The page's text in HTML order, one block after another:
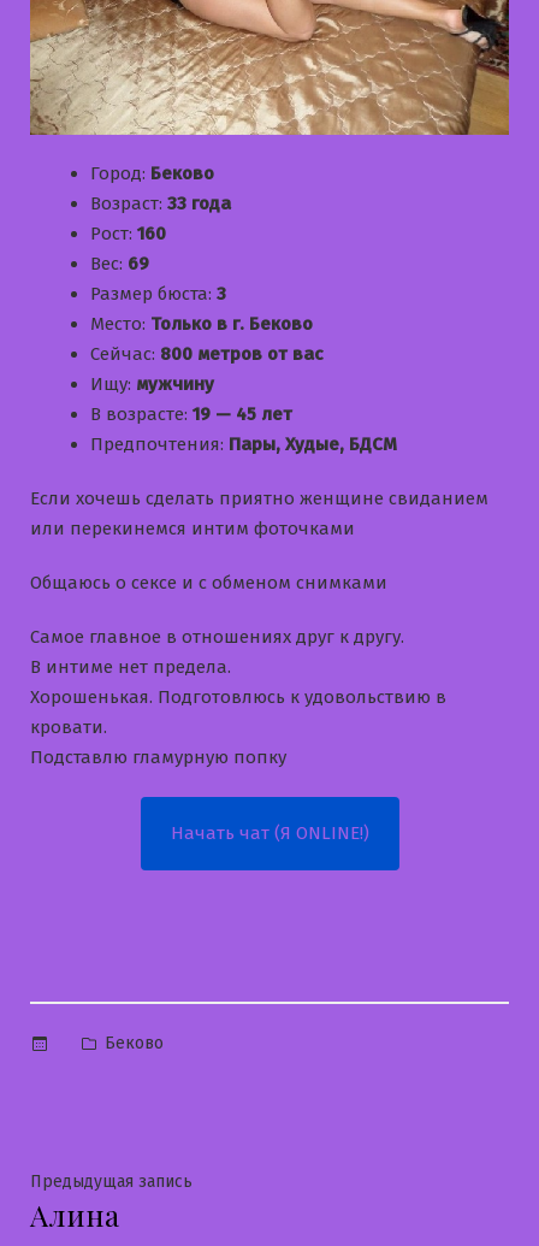
Город: Беково
Возраст: 33 года
Рост: 160
Вес: 69
Размер бюста: 3
Место: Только в г. Беково
Сейчас: 800 метров от вас
Ищу: мужчину
В возрасте: 19 — 45 лет
Предпочтения: Пары, Худые, БДСМ
Если хочешь сделать приятно женщине свиданием
или перекинемся интим фоточками
Общаюсь о сексе и с обменом снимками
Самое главное в отношениях друг к другу.
В интиме нет предела.
Хорошенькая. Подготовлюсь к удовольствию в
кровати.
Подставлю гламурную попку
Начать чат (Я ONLINE!)
Опубликовано
Беково
Навигация
Предыдущая запись
Алина